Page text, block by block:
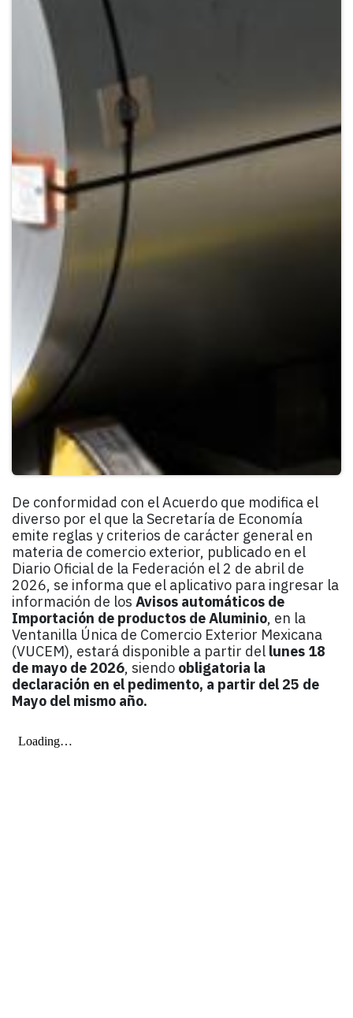
De conformidad con el Acuerdo que modifica el
diverso por el que la Secretaría de Economía
emite reglas y criterios de carácter general en
materia de comercio exterior, publicado en el
Diario Oficial de la Federación el 2 de abril de
2026, se informa que el aplicativo para ingresar la
información de los Avisos automáticos de
Importación de productos de Aluminio, en la
Ventanilla Única de Comercio Exterior Mexicana
(VUCEM), estará disponible a partir del lunes 18
de mayo de 2026, siendo obligatoria la
declaración en el pedimento, a partir del 25 de
Mayo del mismo año.